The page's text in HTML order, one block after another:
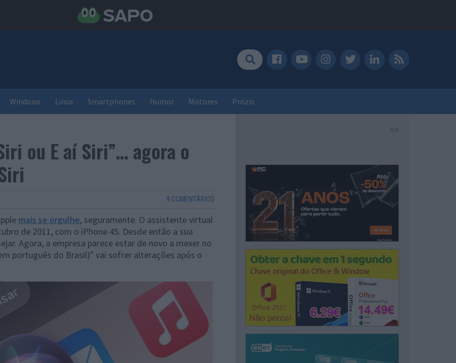
Windows Linux Smartphones Humor Motores Prozis
ou E aí Siri”… agora o
9 COMENTÁRIOS
mais se orgulhe, seguramente. O assistente virtual
de 2011, com o iPhone 4S. Desde então a sua
Agora, a empresa parece estar de novo a mexer no
português do Brasil)" vai sofrer alterações após o
PUB